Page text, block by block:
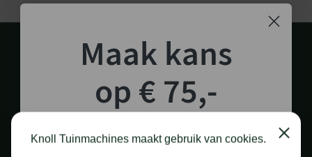
1.000 M2 SHOWROOM
Knoll Tuinmachines maakt gebruik van cookies. Close
Maak kans
op € 75,-
shoptegoed!